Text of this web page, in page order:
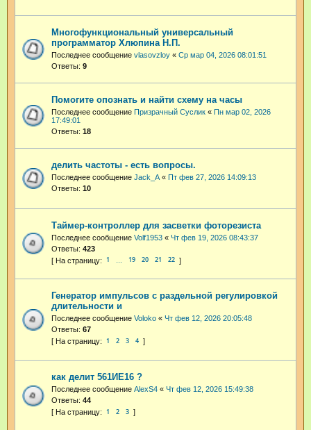
Многофункциональный универсальный
программатор Хлюпина Н.П.
Последнее сообщение vlasovzloy « Ср мар 04, 2026 08:01:51
Ответы: 9
Помогите опознать и найти схему на часы
Последнее сообщение Призрачный Суслик « Пн мар 02, 2026
17:49:01
Ответы: 18
делить частоты - есть вопросы.
Последнее сообщение Jack_A « Пт фев 27, 2026 14:09:13
Ответы: 10
Таймер-контроллер для засветки фоторезиста
Последнее сообщение Volf1953 « Чт фев 19, 2026 08:43:37
Ответы: 423
1 19 20 21 22
Генератор импульсов с раздельной регулировкой
длительности и
Последнее сообщение Voloko « Чт фев 12, 2026 20:05:48
Ответы: 67
1 2 3 4
как делит 561ИЕ16 ?
Последнее сообщение AlexS4 « Чт фев 12, 2026 15:49:38
Ответы: 44
1 2 3